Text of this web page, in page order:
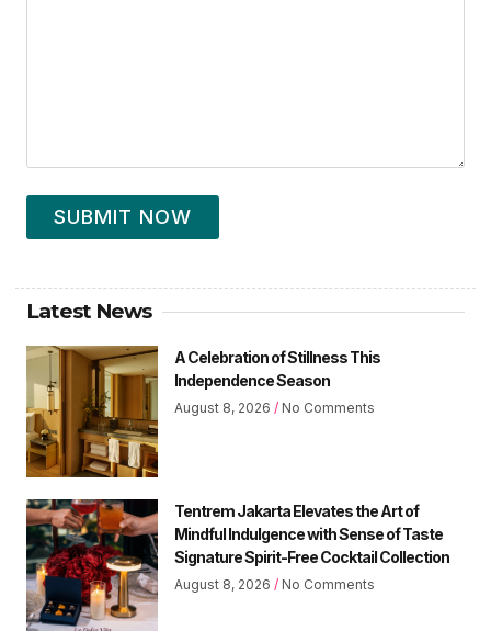
SUBMIT NOW
Latest News
A Celebration of Stillness This
Independence Season
August 8, 2026 No Comments
Tentrem Jakarta Elevates the Art of
Mindful Indulgence with Sense of Taste
Signature Spirit-Free Cocktail Collection
August 8, 2026 No Comments